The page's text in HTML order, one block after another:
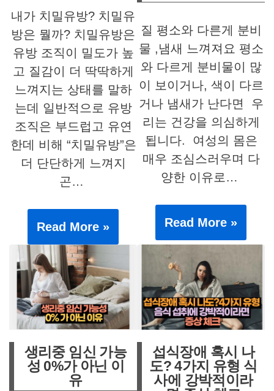
내가 치밀유방? 치밀유
방은 뭘까? 치밀유방은
유방 조직이 밀도가 높
고 질감이 더 딱딱하게
느껴지는 상태를 말하
는데 일반적으로 유방
조직은 부드럽고 유연
한데 비해 “치밀유방”은
더 단단하게 느껴지
곤…
Read More »
질 평소와 다른게 분비
물 ,냄새 느껴져요 평소
와 다르게 분비물이 많
이 보이거나, 색이 다르
거나 냄새가 난다면 우
리는 건강을 의심하게
됩니다. 여성의 몸은
매우 조심스러우며 다
양한 이유로…
Read More »
생리중 임신 가능
성 0%가 아닌 이
유
섭식장애 혹시 나
도? 4가지 유형 식
사에 강박적이라